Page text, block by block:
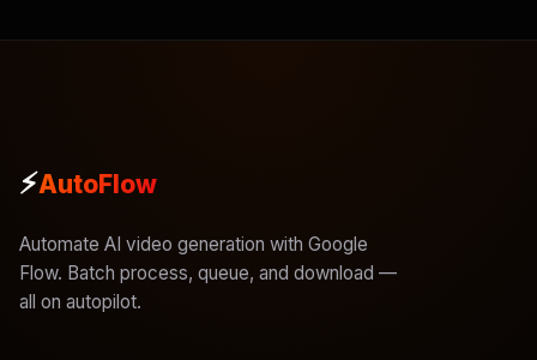
⚡AutoFlow
Automate AI video generation with Google
Flow. Batch process, queue, and download —
all on autopilot.